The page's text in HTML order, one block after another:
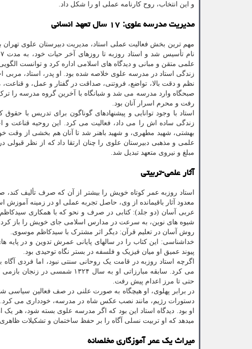
و این انتخاب، روح کارنامه عملی او را شکل داد.
مدیریت مدرسه علوی: ۱۷ سال تعهد انسانی
علمی متقن و مبانی و دیدگاه های اسلامی اداره کرد و توانست
زندگی استاد در مدرسه علوی خلاصه شده بود. او پدر، استاد،
نظم و دقت بالا، تواضع، فروتنی، صداقت در گفتار و عمل، و
صبحگاه وارد مدرسه می شد و شبانگاه با آخرین گروه مدرسه را
رفت و محرم اسرار آنان بود.
استاد با وجود توانایی و پیشنهادهای گوناگون برای تدریس با
زندگی ساده اش را می داد، فعالیت می کرد. این روحیه
بهشتی، شهید مطهری، و شهید باهنر شد تا آنان هم بخشی از
علمی و مذهبی دبیرستان علوی را چنان ارتقا داد که از نظر
مبلغ و نیروی متعهد تبدیل شد.
آثار علمی-تربیتی
استاد روزبه عمر کوتاه خویش را بیشتر از آن که صرف تألیف کند،
معدود آثار باقیمانده از وی، حاصل تجربه عملی او در زمینه آموزش
عربی آسان (دو جلد): کتابی در صرف و نحو که با همکاری
شیوه های نوین، به سرعت در مدارس اسلامی جای خویش را باز
روش آسان در تعلیم قرآن: دیگر اثر مشترک با سیدکاظم موسوی.
خداشناسی: این کتاب را در سالهای پایانی عمرش تدوین و در پایه
پیوند عمیق او میان فیزیک و فلسفه در بستر نگاه توحیدی بود.
اگرچه استاد روزبه در قامت یک روحانی سنتی نبود، اما فردی
می کرد. سابقه مبارزاتی او به
حتی تا مرز اعدام پیش رفت.
در برابر پهلوی، او هیچگاه به صورت علنی در صف فعالین سیاسی
دستورات رژیم، مانند نصب عکس شاه در مدرسه، خودداری می کرد.
او بود. دیدگاه استاد این بود که اگر مدرسه علوی بسته شود، هر
میدهد که او تربیت نسلی آگاه را بر حفظ ساختمان و تشکیلات
میراث یک عمر آموزگاری مخلصانه